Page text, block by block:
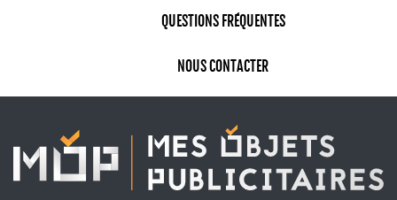
QUESTIONS FRÉQUENTES
NOUS CONTACTER